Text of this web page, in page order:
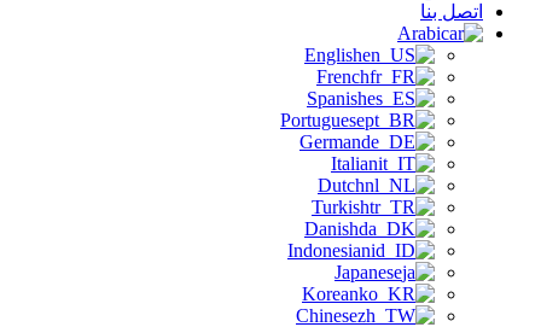
اتصل بنا
Arabic
English
French
Spanish
Portuguese
German
Italian
Dutch
Turkish
Danish
Indonesian
Japanese
Korean
Chinese